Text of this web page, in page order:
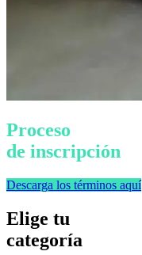
Proceso
de inscripción
Descarga los términos aquí
Elige tu
categoría